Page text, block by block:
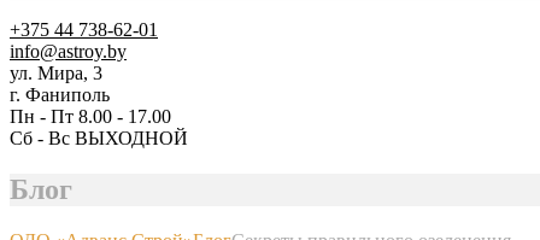
+375 44 738-62-01
info@astroy.by
ул. Мира, 3
г. Фаниполь
Пн - Пт 8.00 - 17.00
Сб - Вс ВЫХОДНОЙ
Блог